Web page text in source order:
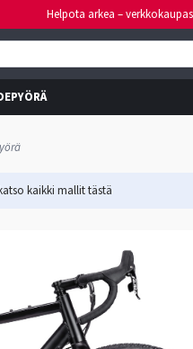
Helpota arkea –
kaikki mallittästä